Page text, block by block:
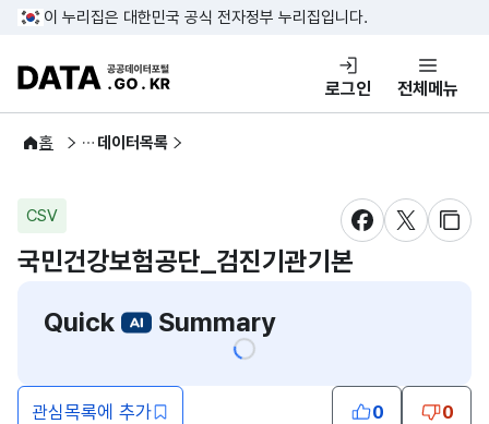
콘텐츠 바로가기
푸터 바로가기
이 누리집은 대한민국 공식 전자정부 누리집입니다.
DATA.GO.KR 공공데이터포털
로그인 전체메뉴
홈
공공데이터 데이터목록
CSV
새창 열림새창 열림
새창
국민건강보험공단_검진기관기본
Quick
Summary
관심목록에 추가 0 0